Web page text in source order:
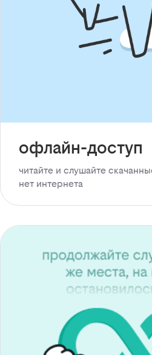
офлайн-доступ
читайте и слушайте
нет интернета